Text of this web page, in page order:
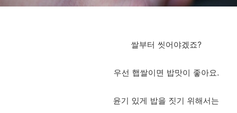
쌀부터 씻어야겠죠?
우선 햅쌀이면 밥맛이 좋아요.
윤기 있게 밥을 짓기 위해서는